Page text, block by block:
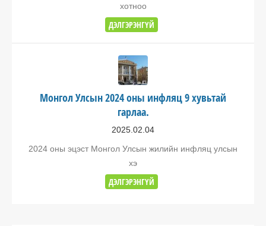
хотноо
ДЭЛГЭРЭНГҮЙ
Монгол Улсын 2024 оны инфляц 9 хувьтай
гарлаа.
2025.02.04
2024 оны эцэст Монгол Улсын жилийн инфляц улсын
хэ
ДЭЛГЭРЭНГҮЙ